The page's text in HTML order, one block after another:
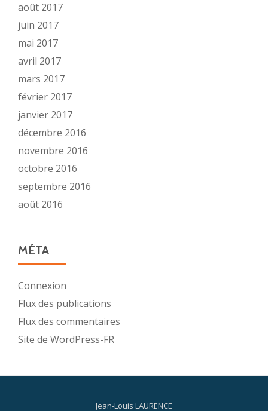
août 2017
juin 2017
mai 2017
avril 2017
mars 2017
février 2017
janvier 2017
décembre 2016
novembre 2016
octobre 2016
septembre 2016
août 2016
MÉTA
Connexion
Flux des publications
Flux des commentaires
Site de WordPress-FR
Jean-Louis LAURENCE